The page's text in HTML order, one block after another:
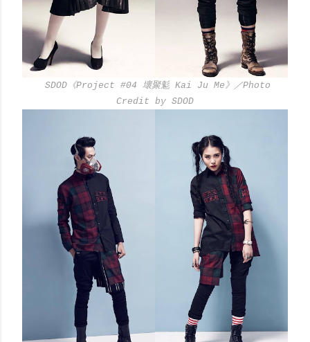
SDOD《Project #04 壞聚鬽 Kai Ju Me》／Photo
Credit by SDOD